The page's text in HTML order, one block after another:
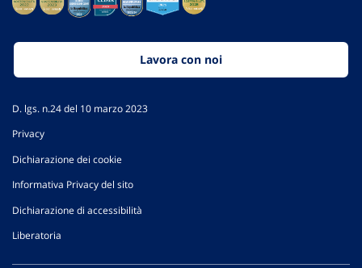
Lavora con noi
D. lgs. n.24 del 10 marzo 2023
Privacy
Dichiarazione dei cookie
Informativa Privacy del sito
Dichiarazione di accessibilità
Liberatoria